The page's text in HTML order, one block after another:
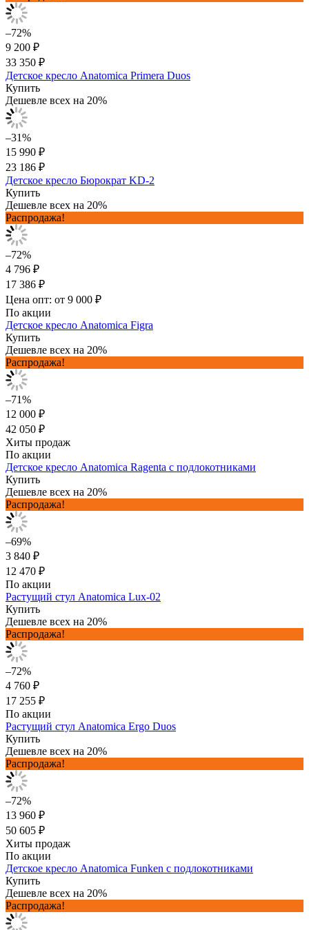
–72%
9 200 ₽
33 350 ₽
Детское кресло Anatomica Primera Duos
Купить
Дешевле всех на 20%
–31%
15 990 ₽
23 186 ₽
Детское кресло Бюрократ KD-2
Купить
Дешевле всех на 20%
Распродажа!
–72%
4 796 ₽
17 386 ₽
Цена опт: от 9 000 ₽
По акции
Детское кресло Anatomica Figra
Купить
Дешевле всех на 20%
Распродажа!
–71%
12 000 ₽
42 050 ₽
Хиты продаж
По акции
Детское кресло Anatomica Ragenta с подлокотниками
Купить
Дешевле всех на 20%
Распродажа!
–69%
3 840 ₽
12 470 ₽
По акции
Растущий стул Anatomica Lux-02
Купить
Дешевле всех на 20%
Распродажа!
–72%
4 760 ₽
17 255 ₽
По акции
Растущий стул Anatomica Ergo Duos
Купить
Дешевле всех на 20%
Распродажа!
–72%
13 960 ₽
50 605 ₽
Хиты продаж
По акции
Детское кресло Anatomica Funken с подлокотниками
Купить
Дешевле всех на 20%
Распродажа!